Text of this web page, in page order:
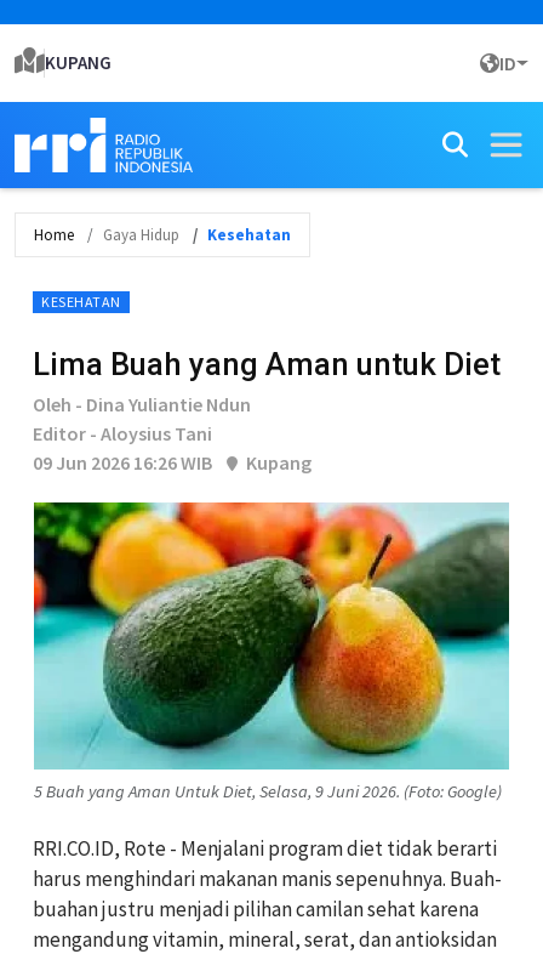
KUPANG ID
Home Gaya Hidup Kesehatan
KESEHATAN
Lima Buah yang Aman untuk Diet
Oleh - Dina Yuliantie Ndun
Editor - Aloysius Tani
09 Jun 2026 16:26 WIB
Kupang
5 Buah yang Aman Untuk Diet, Selasa, 9 Juni 2026. (Foto: Google)
RRI.CO.ID, Rote - Menjalani program diet tidak berarti
harus menghindari makanan manis sepenuhnya. Buah-
buahan justru menjadi pilihan camilan sehat karena
mengandung vitamin, mineral, serat, dan antioksidan